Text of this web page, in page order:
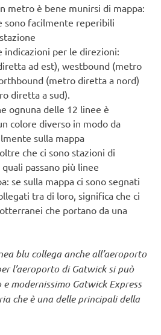
metro è bene munirsi di mappa:
sono facilmente reperibili
indicazioni per le direzioni:
ad est), westbound (metro
(metro diretta a nord)
diretta a sud).
ognuna delle 12 linee è
colore diverso in modo da
sulla mappa
che ci sono stazioni di
passano più linee
se sulla mappa ci sono segnati
tra di loro, significa che ci
che portano da una
blu collega anche all’aeroporto
l’aeroporto di Gatwick si può
modernissimo Gatwick Express
che è una delle principali della